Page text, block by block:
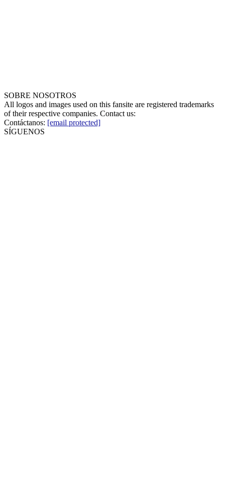
SOBRE NOSOTROS
All logos and images used on this fansite are registered trademarks
of their respective companies. Contact us:
Contáctanos: [email protected]
SÍGUENOS